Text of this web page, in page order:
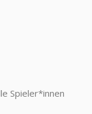
Spieler*innen